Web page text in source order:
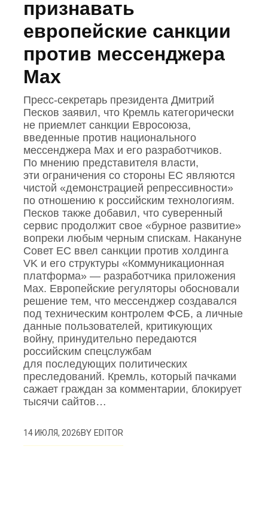
признавать
европейские санкции
против мессенджера
Max
Пресс‑секретарь президента Дмитрий
Песков заявил, что Кремль категорически
не приемлет санкции Евросоюза,
введенные против национального
мессенджера Mах и его разработчиков.
По мнению представителя власти,
эти ограничения со стороны ЕС являются
чистой «демонстрацией репрессивности»
по отношению к российским технологиям.
Песков также добавил, что суверенный
сервис продолжит свое «бурное развитие»
вопреки любым черным спискам. Накануне
Совет ЕС ввел санкции против холдинга
VK и его структуры «Коммуникационная
платформа» — разработчика приложения
Mах. Европейские регуляторы обосновали
решение тем, что мессенджер создавался
под техническим контролем ФСБ, а личные
данные пользователей, критикующих
войну, принудительно передаются
российским спецслужбам
для последующих политических
преследований. Кремль, который пачками
сажает граждан за комментарии, блокирует
тысячи сайтов…
14 ИЮЛЯ, 2026BYEDITOR